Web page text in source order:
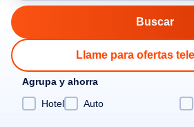
Llame para ofertas
Agrupa y ahorra
Hotel
Auto